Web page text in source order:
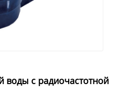
воды с радиочастотной